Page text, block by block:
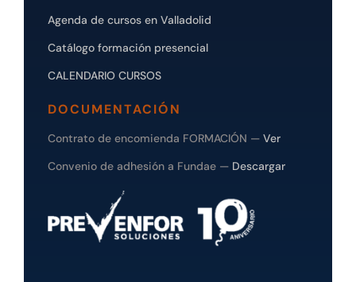
Agenda de cursos en Valladolid
Catálogo formación presencial
CALENDARIO CURSOS
DOCUMENTACIÓN
Contrato de encomienda FORMACIÓN — Ver
Convenio de adhesión a Fundae — Descargar